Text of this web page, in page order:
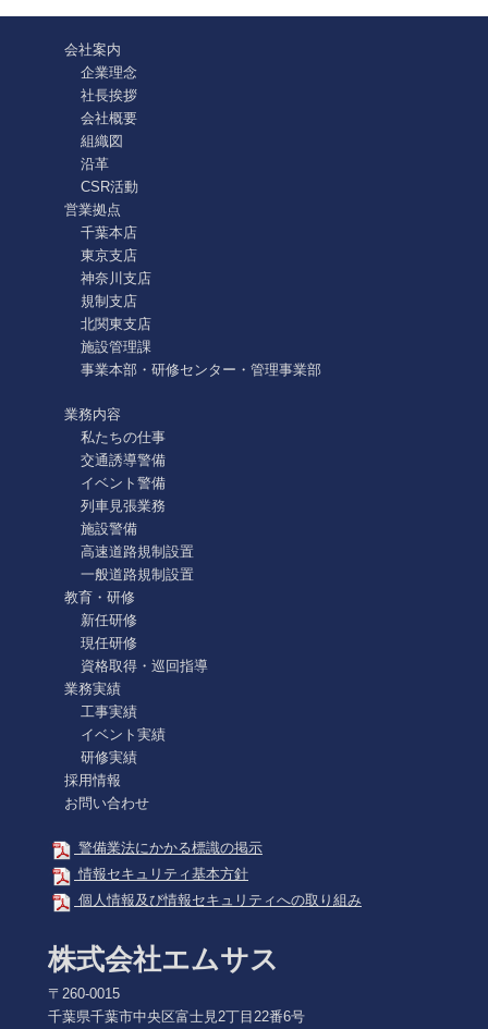
会社案内
企業理念
社長挨拶
会社概要
組織図
沿革
CSR活動
営業拠点
千葉本店
東京支店
神奈川支店
規制支店
北関東支店
施設管理課
事業本部・研修センター・管理事業部
業務内容
私たちの仕事
交通誘導警備
イベント警備
列車見張業務
施設警備
高速道路規制設置
一般道路規制設置
教育・研修
新任研修
現任研修
資格取得・巡回指導
業務実績
工事実績
イベント実績
研修実績
採用情報
お問い合わせ
警備業法にかかる標識の掲示
情報セキュリティ基本方針
個人情報及び情報セキュリティへの取り組み
株式会社エムサス
〒260-0015
千葉県千葉市中央区富士見2丁目22番6号